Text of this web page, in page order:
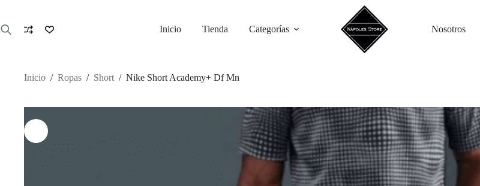
contenido
Inicio Tienda Categorías Nosotros
Inicio / Ropas / Short / Nike Short Academy+ Df Mn